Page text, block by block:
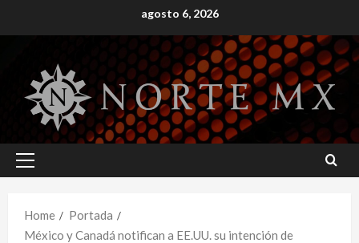
to
agosto 6, 2026
Primary
Home
Portada
México y Canadá notifican a EE.UU. su intención de